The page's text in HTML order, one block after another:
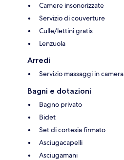
Camere insonorizzate
Servizio di couverture
Culle/lettini gratis
Lenzuola
Arredi
Servizio massaggi in camera
Bagni e dotazioni
Bagno privato
Bidet
Set di cortesia firmato
Asciugacapelli
Asciugamani